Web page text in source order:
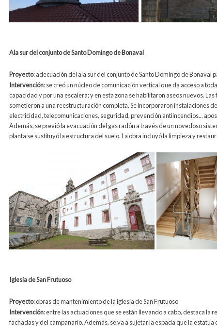
Ala sur del conjunto de Santo Domingo de Bonaval
Proyecto: adecuación del ala sur del conjunto de Santo Domingo de Bonaval
Intervención: se creó un núcleo de comunicación vertical que da acceso a
capacidad y por una escalera; y en esta zona se habilitaron aseos nuevos.
sometieron a una reestructuración completa. Se incorporaron instalaciones
electricidad, telecomunicaciones, seguridad, prevención antiincendios...
Además, se previó la evacuación del gas radón a través de un novedoso
planta se sustituyó la estructura del suelo. La obra incluyó la limpieza y
Iglesia de San Frutuoso
Proyecto: obras demantenimiento de la iglesia de San Frutuoso
Intervención:entrelas actuaciones que se están llevando a cabo, destaca la
fachadas y del campanario. Además, se va a sujetar la espada que la